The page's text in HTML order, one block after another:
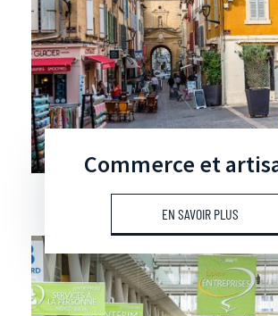
Commerce et
EN SAVOIR PLUS